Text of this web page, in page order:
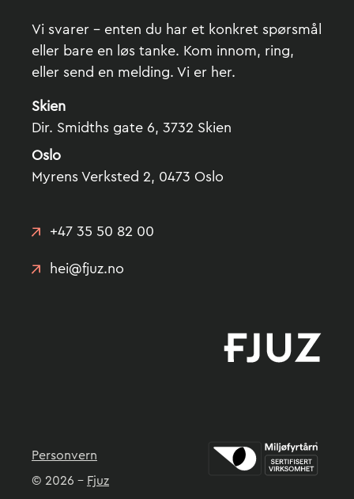
Vi svarer – enten du har et konkret spørsmål
eller bare en løs tanke. Kom innom, ring,
eller send en melding. Vi er her.
Skien
Dir. Smidths gate 6, 3732 Skien
Oslo
Myrens Verksted 2, 0473 Oslo
+47 35 50 82 00
hei@fjuz.no
Personvern
© 2026 - Fjuz